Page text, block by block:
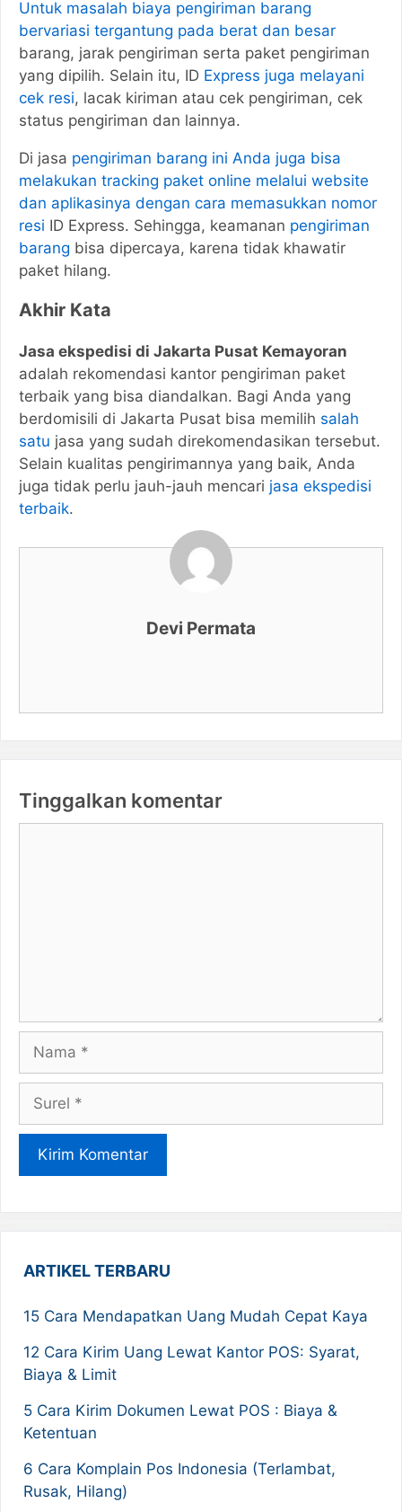
Untuk masalah biaya pengiriman barang
bervariasi tergantung pada berat dan besar
barang, jarak pengiriman serta paket pengiriman
yang dipilih. Selain itu, ID Express juga melayani
cek resi, lacak kiriman atau cek pengiriman, cek
status pengiriman dan lainnya.
Di jasa pengiriman barang ini Anda juga bisa
melakukan tracking paket online melalui website
dan aplikasinya dengan cara memasukkan nomor
resi ID Express. Sehingga, keamanan pengiriman
barang bisa dipercaya, karena tidak khawatir
paket hilang.
Akhir Kata
Jasa ekspedisi di Jakarta Pusat Kemayoran
adalah rekomendasi kantor pengiriman paket
terbaik yang bisa diandalkan. Bagi Anda yang
berdomisili di Jakarta Pusat bisa memilih salah
satu jasa yang sudah direkomendasikan tersebut.
Selain kualitas pengirimannya yang baik, Anda
juga tidak perlu jauh-jauh mencari jasa ekspedisi
terbaik.
Devi Permata
Tinggalkan komentar
Nama
Surel
ARTIKEL TERBARU
15 Cara Mendapatkan Uang Mudah Cepat Kaya
12 Cara Kirim Uang Lewat Kantor POS: Syarat,
Biaya & Limit
5 Cara Kirim Dokumen Lewat POS : Biaya &
Ketentuan
6 Cara Komplain Pos Indonesia (Terlambat,
Rusak, Hilang)